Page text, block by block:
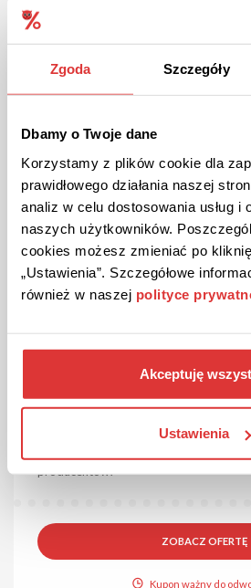
Zgoda Szczegóły
Dbamy o Twoje dane
Korzystamy z plików cookie dla
prawidłowego działania naszej
analiz w celu dostosowania usług i
naszych użytkowników.
cookies możesz zmieniać po
„Ustawienia”. Szczegółowe
również w naszej polityce
Akceptuję
Ustawienia
Meble na wymiar w Flexmeble!
Wiele rodzajów mebli na wymiar w
ZOBACZ OFERTĘ
Kupon ważny do
OFERTA
Blaty kuchenne na wymiar w
Sprawdź ofertę blatów kuchennych na
producentów!
ZOBACZ OFERTĘ
Kupon ważny do